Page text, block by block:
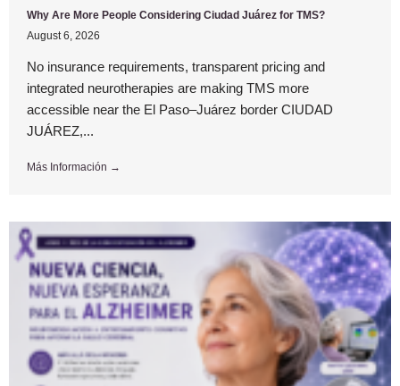
Why Are More People Considering Ciudad Juárez for TMS?
August 6, 2026
No insurance requirements, transparent pricing and
integrated neurotherapies are making TMS more
accessible near the El Paso–Juárez border CIUDAD
JUÁREZ,...
Más Información →